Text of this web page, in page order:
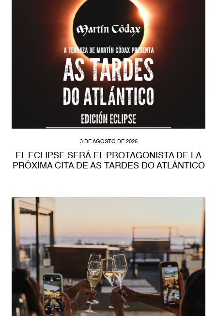
3 DE AGOSTO DE 2026
EL ECLIPSE SERÁ EL PROTAGONISTA DE LA
PRÓXIMA CITA DE AS TARDES DO ATLÁNTICO